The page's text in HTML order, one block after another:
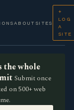
ABOUT SITES
+
LOG
A
SITE
the whole
Submit once
on 500+ web